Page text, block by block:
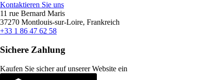
Kontaktieren Sie uns
11 rue Bernard Maris
37270 Montlouis-sur-Loire, Frankreich
+33 1 86 47 62 58
Sichere Zahlung
Kaufen Sie sicher auf unserer Website ein